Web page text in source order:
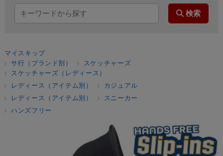
マイスキップ
サ行（ブランド別）
スケッチャーズ
スケッチャーズ（レディース）
レディース（アイテム別）
カジュアル
レディース（アイテム別）
スニーカー
ハンズフリー